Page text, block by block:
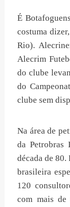
É
costuma
Rio).
Alecrim
do clube
do
clube sem
Na área de
da Petrobras
década de
brasileira
120
com mais de